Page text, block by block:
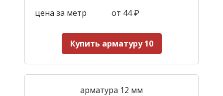
цена за метр
от 44₽
Купить арматуру 10
арматура 12 мм